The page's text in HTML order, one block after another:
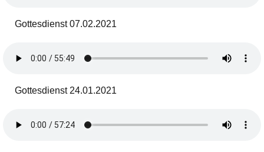
Gottesdienst 07.02.2021
Gottesdienst 24.01.2021